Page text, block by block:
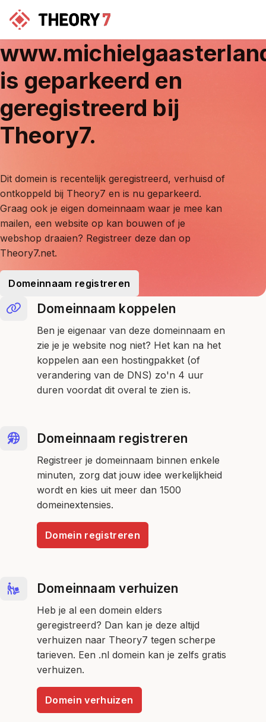
is geparkeerd en
geregistreerd bij
Theory7.
Dit domein is recentelijk geregistreerd, verhuisd of
ontkoppeld bij Theory7 en is nu geparkeerd.
Graag ook je eigen domeinnaam waar je mee kan
mailen, een website op kan bouwen of je
webshop draaien? Registreer deze dan op
Theory7.net.
Domeinnaam registreren
Domeinnaam koppelen
Ben je eigenaar van deze domeinnaam en
zie je je website nog niet? Het kan na het
koppelen aan een hostingpakket (of
verandering van de DNS) zo'n 4 uur
duren voordat dit overal te zien is.
Domeinnaam registreren
Registreer je domeinnaam binnen enkele
minuten, zorg dat jouw idee werkelijkheid
wordt en kies uit meer dan 1500
domeinextensies.
Domein registreren
Domeinnaam verhuizen
Heb je al een domein elders
geregistreerd? Dan kan je deze altijd
verhuizen naar Theory7 tegen scherpe
tarieven. Een .nl domein kan je zelfs gratis
verhuizen.
Domein verhuizen